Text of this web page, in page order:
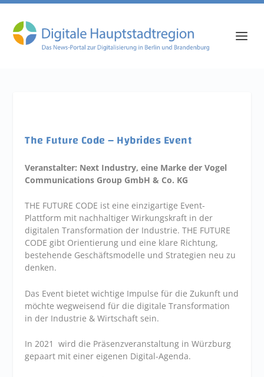
The Future Code – Hybrides Event
Veranstalter: Next Industry, eine Marke der Vogel
Communications Group GmbH & Co. KG
THE FUTURE CODE ist eine einzigartige Event-
Plattform mit nachhaltiger Wirkungskraft in der
digitalen Transformation der Industrie. THE FUTURE
CODE gibt Orientierung und eine klare Richtung,
bestehende Geschäftsmodelle und Strategien neu zu
denken.
Das Event bietet wichtige Impulse für die Zukunft und
möchte wegweisend für die digitale Transformation
in der Industrie & Wirtschaft sein.
In 2021 wird die Präsenzveranstaltung in Würzburg
gepaart mit einer eigenen Digital-Agenda.